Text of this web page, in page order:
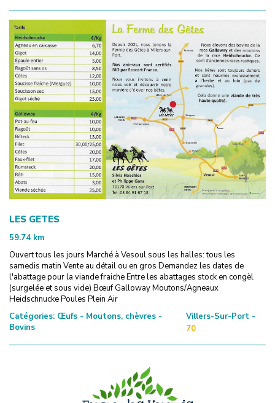
LES GETES
59.74 km
Ouvert tous les jours Marché à Vesoul sous les halles: tous les
samedis matin Vente au détail ou en gros Demandez les dates de
l'abattage pour la viande fraiche Entre les abattages stock en congèl
(surgelée et sous vide) Bœuf Galloway Moutons/Agneaux
Heidschnucke Poules Plein Air
Catégories: Œufs - Moutons, chèvres -
Bovins
Villers-Sur-Port -
70